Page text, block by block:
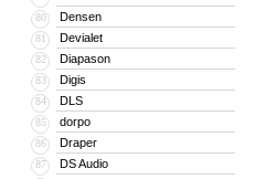
80 Densen
81 Devialet
82 Diapason
83 Digis
84 DLS
85 dorpo
86 Draper
87 DS Audio